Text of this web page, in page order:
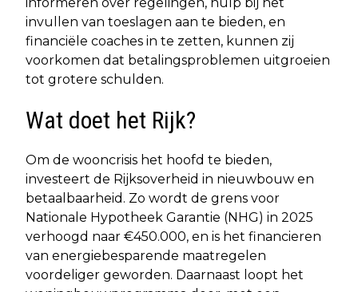
invullen van toeslagen aan te bieden, en
financiële coaches in te zetten, kunnen zij
voorkomen dat betalingsproblemen uitgroeien
tot grotere schulden.
Wat doet het Rijk?
Om de wooncrisis het hoofd te bieden,
investeert de Rijksoverheid in nieuwbouw en
betaalbaarheid. Zo wordt de grens voor
Nationale Hypotheek Garantie (NHG) in 2025
verhoogd naar €450.000, en is het financieren
van energiebesparende maatregelen
voordeliger geworden. Daarnaast loopt het